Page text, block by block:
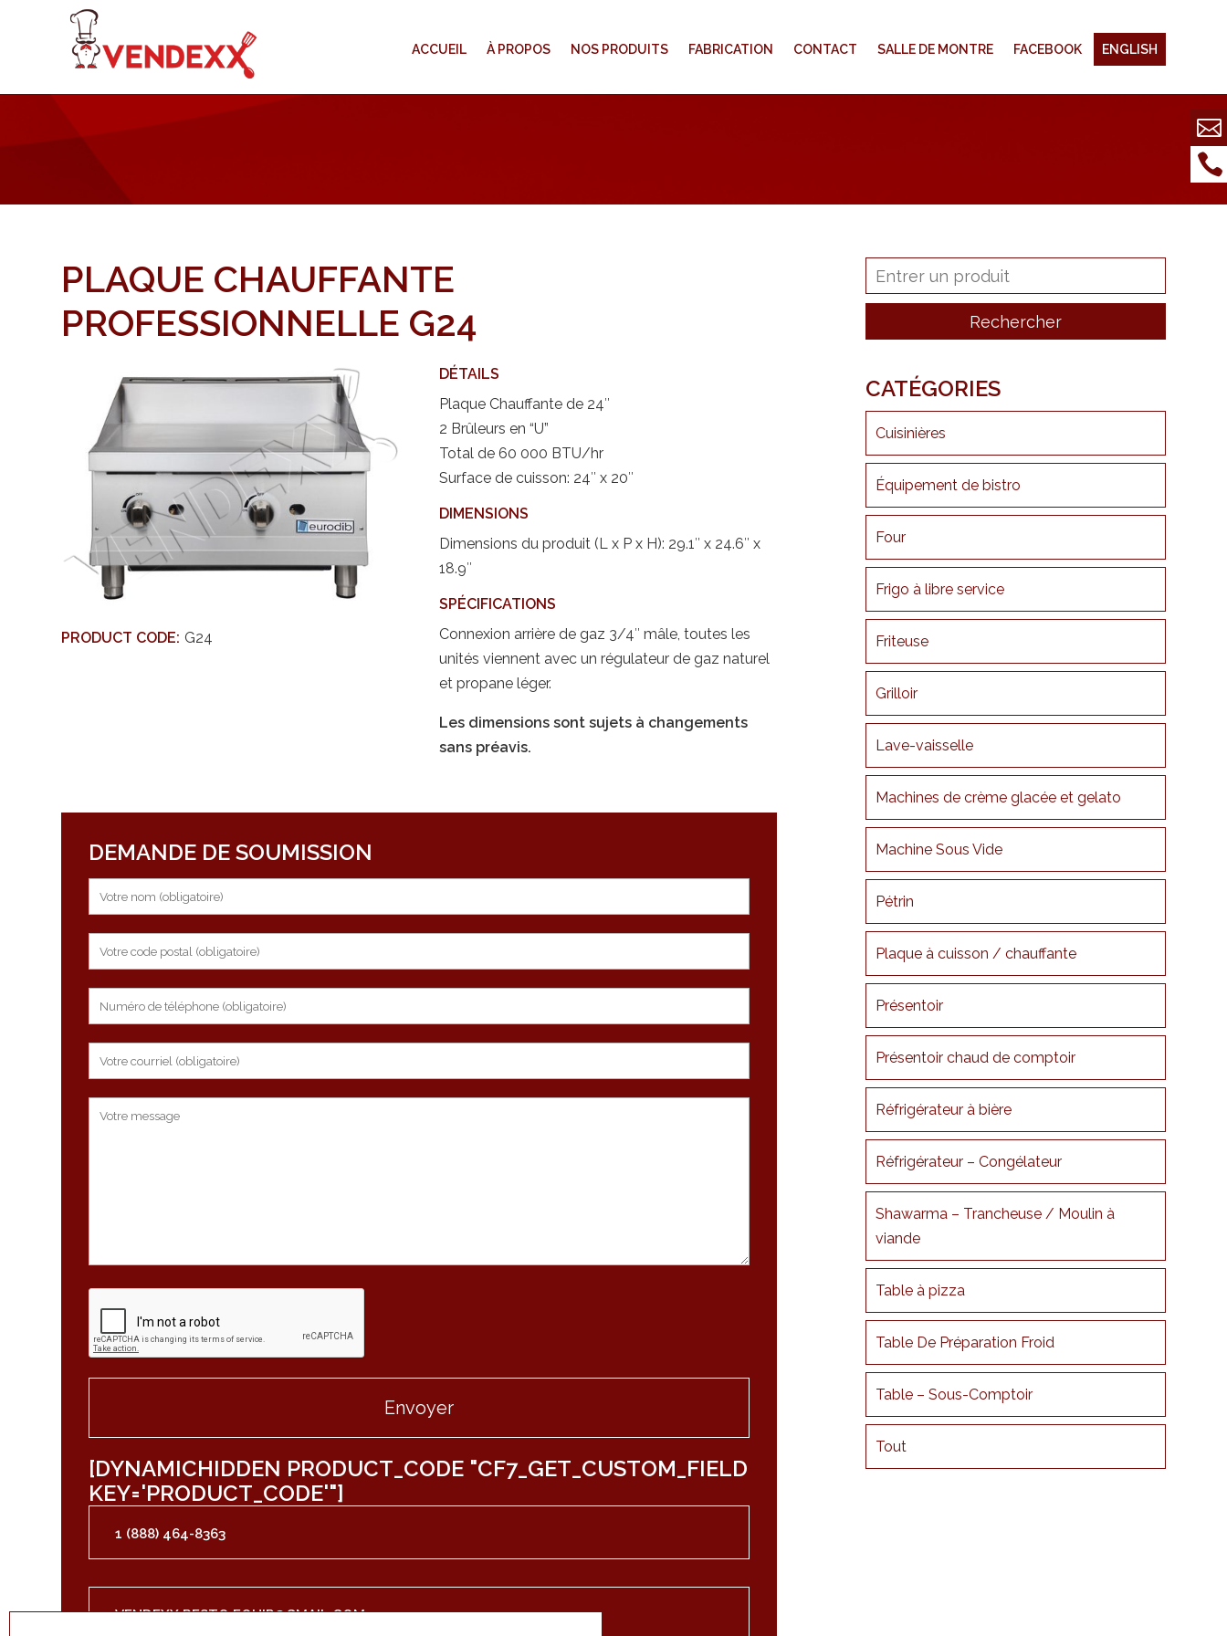
ACCUEIL À PROPOS NOS PRODUITS FABRICATION CONTACT SALLE DE MONTRE FACEBOOK ENGLISH
PLAQUE CHAUFFANTE
PROFESSIONNELLE G24
PRODUCT CODE: G24
DÉTAILS
Plaque Chauffante de 24″
2 Brûleurs en “U”
Total de 60 000 BTU/hr
Surface de cuisson: 24″ x 20″
DIMENSIONS
Dimensions du produit (L x P x H): 29.1″ x 24.6″ x
18.9″
SPÉCIFICATIONS
Connexion arrière de gaz 3/4″ mâle, toutes les
unités viennent avec un régulateur de gaz naturel
et propane léger.
Les dimensions sont sujets à changements
sans préavis.
DEMANDE DE SOUMISSION
[DYNAMICHIDDEN PRODUCT_CODE "CF7_GET_CUSTOM_FIELD
KEY='PRODUCT_CODE'"]
1 (888) 464-8363
VENDEXX.RESTO.EQUIP@GMAIL.COM
CATÉGORIES
Cuisinières
Équipement de bistro
Four
Frigo à libre service
Friteuse
Grilloir
Lave-vaisselle
Machines de crème glacée et gelato
Machine Sous Vide
Pétrin
Plaque à cuisson / chauffante
Présentoir
Présentoir chaud de comptoir
Réfrigérateur à bière
Réfrigérateur – Congélateur
Shawarma – Trancheuse / Moulin à
viande
Table à pizza
Table De Préparation Froid
Table – Sous-Comptoir
Tout